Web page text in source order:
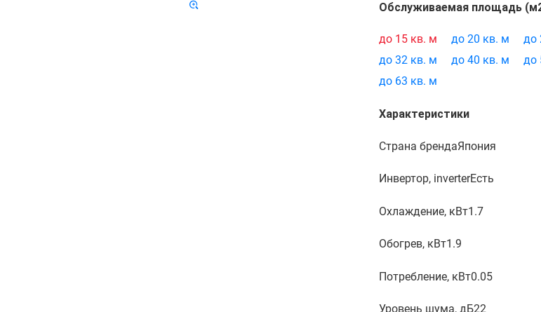
Обслуживаемая площадь
до 15 кв. м до 20 кв. м
до
до 32 кв. м
до 40 кв. м
до
до 63 кв. м
Характеристики
Страна брендаЯпония
Инвертор, inverterЕсть
Охлаждение, кВт1.7
Обогрев, кВт1.9
Потребление, кВт0.05
Уровень шума, дБ22